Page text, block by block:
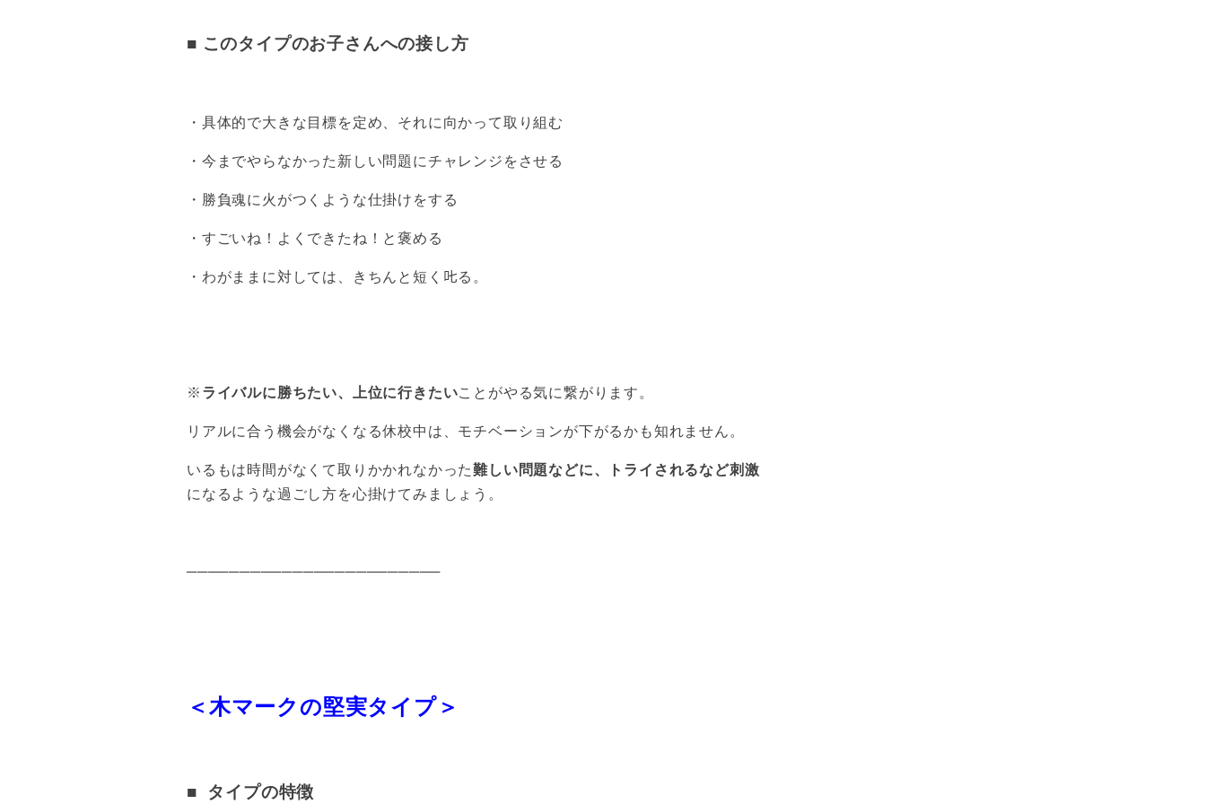
■ このタイプのお子さんへの接し方
・具体的で大きな目標を定め、それに向かって取り組む
・今までやらなかった新しい問題にチャレンジをさせる
・勝負魂に火がつくような仕掛けをする
・すごいね！よくできたね！と褒める
・わがままに対しては、きちんと短く𠮟る。
※ ライバルに勝ちたい、上位に行きたいことがやる気に繋がります。
リアルに合う機会がなくなる休校中は、モチベーションが下がるかも知れません。
いるもは時間がなくて取りかかれなかった難しい問題などに、トライされるなど刺激
になるような過ごし方を心掛けてみましょう。
────────────────────────
＜木マークの堅実タイプ＞
■ タイプの特徴